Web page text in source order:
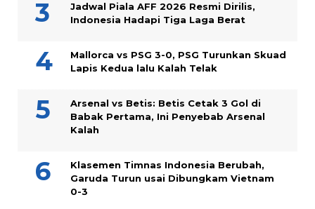
Jadwal Piala AFF 2026 Resmi Dirilis,
Indonesia Hadapi Tiga Laga Berat
Mallorca vs PSG 3-0, PSG Turunkan Skuad
Lapis Kedua lalu Kalah Telak
Arsenal vs Betis: Betis Cetak 3 Gol di
Babak Pertama, Ini Penyebab Arsenal
Kalah
Klasemen Timnas Indonesia Berubah,
Garuda Turun usai Dibungkam Vietnam
0-3